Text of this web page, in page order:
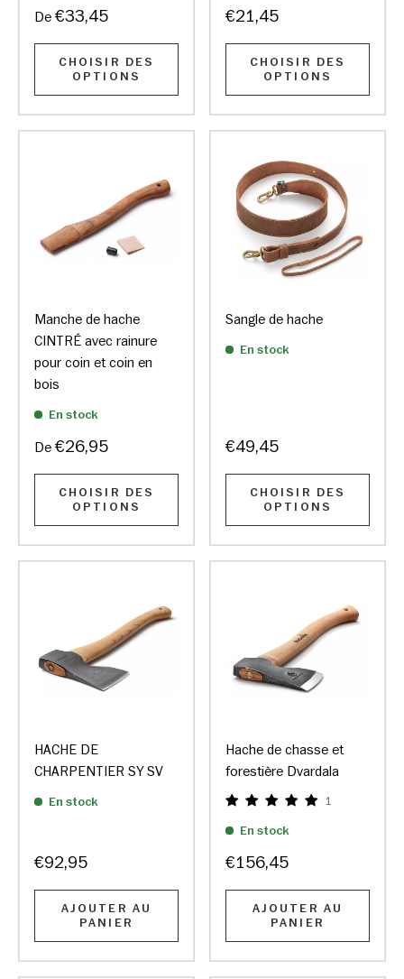
De €33,45
CHOISIR DES
OPTIONS
€21,45
CHOISIR DES
OPTIONS
Manche de hache
CINTRÉ avec rainure
pour coin et coin en
bois
En stock
De €26,95
CHOISIR DES
OPTIONS
Sangle de hache
En stock
€49,45
CHOISIR DES
OPTIONS
HACHE DE
CHARPENTIER SY SV
En stock
€92,95
AJOUTER AU
PANIER
Hache de chasse et
forestière Dvardala
1
En stock
€156,45
AJOUTER AU
PANIER